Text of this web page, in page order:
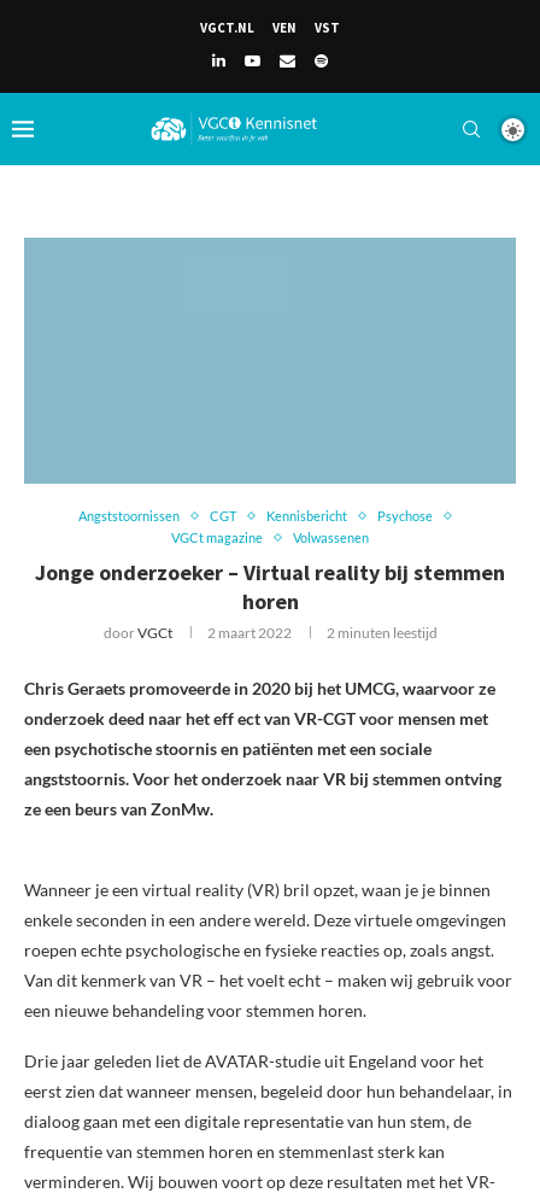
VGCT.NL VEN VST
Angststoornissen CGT Kennisbericht
Psychose
VGCt magazine
Volwassenen
Jonge onderzoeker – Virtual reality bij stemmen
horen
doorVGCt 2 maart 2022 2 minuten leestijd
Chris Geraets promoveerde in 2020 bij het UMCG, waarvoor ze
onderzoek deed naar het eff ect van VR-CGT voor mensen met
een psychotische stoornis en patiënten met een sociale
angststoornis. Voor het onderzoek naar VR bij stemmen ontving
ze een beurs van ZonMw.
Wanneer je een virtual reality (VR) bril opzet, waan je je binnen
enkele seconden in een andere wereld. Deze virtuele omgevingen
roepen echte psychologische en fysieke reacties op, zoals angst.
Van dit kenmerk van VR – het voelt echt – maken wij gebruik voor
een nieuwe behandeling voor stemmen horen.
Drie jaar geleden liet de AVATAR-studie uit Engeland voor het
eerst zien dat wanneer mensen, begeleid door hun behandelaar, in
dialoog gaan met een digitale representatie van hun stem, de
frequentie van stemmen horen en stemmenlast sterk kan
verminderen. Wij bouwen voort op deze resultaten met het VR-